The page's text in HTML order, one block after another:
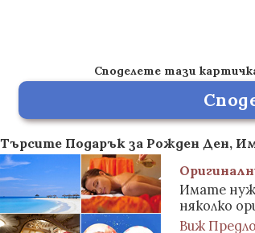
Споделете тази
Търсите Подарък за Рожден Ден,
Имате
няколко
Виж